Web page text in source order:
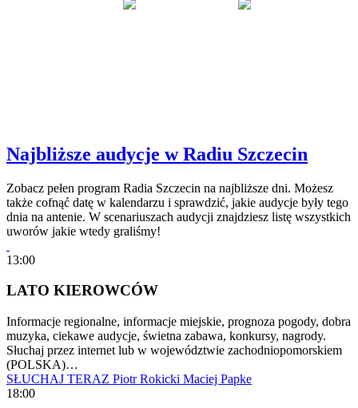
Najbliższe audycje w Radiu Szczecin
Zobacz pełen program Radia Szczecin na najbliższe dni. Możesz
także cofnąć datę w kalendarzu i sprawdzić, jakie audycje były tego
dnia na antenie. W scenariuszach audycji znajdziesz listę wszystkich
uworów jakie wtedy graliśmy!
13:00
LATO KIEROWCÓW
Informacje regionalne, informacje miejskie, prognoza pogody, dobra
muzyka, ciekawe audycje, świetna zabawa, konkursy, nagrody.
Słuchaj przez internet lub w województwie zachodniopomorskiem
(POLSKA)…
SŁUCHAJ TERAZ Piotr Rokicki Maciej Papke
18:00